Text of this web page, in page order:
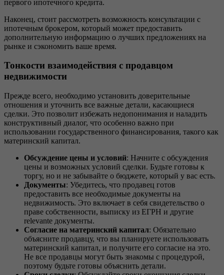
первого ипотечного кредита.
Наконец, стоит рассмотреть возможность консультации с
ипотечным брокером, который может предоставить
дополнительную информацию о лучших предложениях на
рынке и сэкономить ваше время.
Тонкости взаимодействия с продавцом
недвижимости
Прежде всего, необходимо установить доверительные
отношения и уточнить все важные детали, касающиеся
сделки. Это позволит избежать недопонимания и наладить
конструктивный диалог, что особенно важно при
использовании государственного финансирования, такого как
материнский капитал.
Обсуждение цены и условий: Начните с обсуждения
цены и возможных условий сделки. Будьте готовы к
торгу, но и не забывайте о бюджете, который у вас есть.
Документы: Убедитесь, что продавец готов
предоставить все необходимые документы на
недвижимость. Это включает в себя свидетельство о
праве собственности, выписку из ЕГРН и другие
relevante документы.
Согласие на материнский капитал: Обязательно
объясните продавцу, что вы планируете использовать
материнский капитал, и получите его согласие на это.
Не все продавцы могут быть знакомы с процедурой,
поэтому будьте готовы объяснить детали.